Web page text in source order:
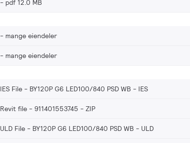
pdf 12.0 MB
mange eiendeler
mange eiendeler
IES File - BY120P G6 LED100/840 PSD WB IES
Revit file - 911401553745 ZIP
ULD File - BY120P G6 LED100/840 PSD WB ULD